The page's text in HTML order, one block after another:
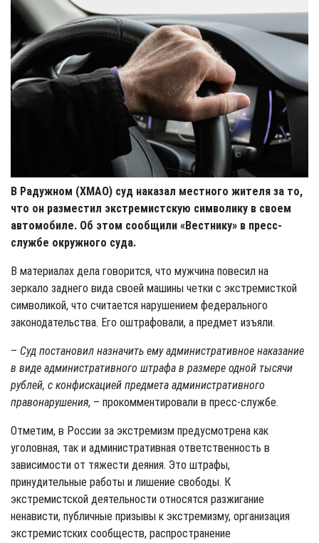
В Радужном (ХМАО) суд наказал местного жителя за то,
что он разместил экстремистскую символику в своем
автомобиле. Об этом сообщили «Вестнику» в пресс-
службе окружного суда.
В материалах дела говорится, что мужчина повесил на
зеркало заднего вида своей машины четки с экстремисткой
символикой, что считается нарушением федерального
законодательства. Его оштрафовали, а предмет изъяли.
– Суд постановил назначить ему административное наказание
в виде административного штрафа в размере одной тысячи
рублей, с конфискацией предмета административного
правонарушения, – прокомментировали в пресс-службе.
Отметим, в России за экстремизм предусмотрена как
уголовная, так и административная ответственность в
зависимости от тяжести деяния. Это штрафы,
принудительные работы и лишение свободы. К
экстремистской деятельности относятся разжигание
ненависти, публичные призывы к экстремизму, организация
экстремистских сообществ, распространение